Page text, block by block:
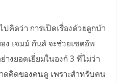
ปคิดว่า การเปิดเรื่องด้วยลูกบ้า
เจมม์ กันส์ จะช่วยเซตอัพ
งยอดเยี่ยมในองก์ 3 ที่ไม่ว่า
ดคิดของคนดู เพราะสำหรับคน